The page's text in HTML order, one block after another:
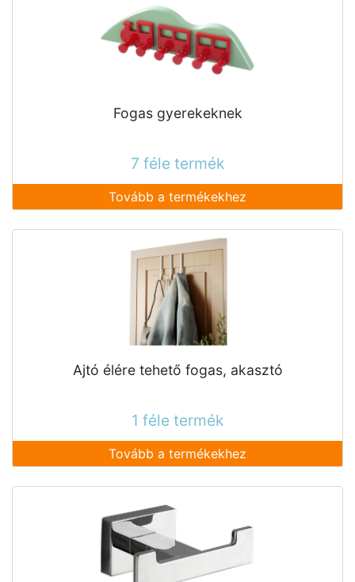
Fogas gyerekeknek
7 féle termék
Tovább a termékekhez
Ajtó élére tehető fogas, akasztó
1 féle termék
Tovább a termékekhez